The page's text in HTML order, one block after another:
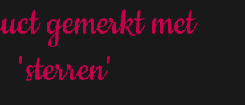
gemerkt met
'sterren'